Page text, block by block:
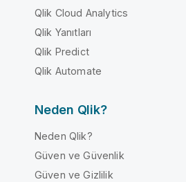
Qlik Cloud Analytics
Qlik Yanıtları
Qlik Predict
Qlik Automate
Neden Qlik?
Neden Qlik?
Güven ve Güvenlik
Güven ve Gizlilik